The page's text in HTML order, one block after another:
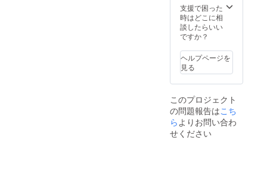
指定の
日時に
お届け
しま
支援で困った
時はどこに相
談したらいい
ですか？
ヘルプページを
見る
このプロジェクト
の問題報告はこち
らよりお問い合わ
せください